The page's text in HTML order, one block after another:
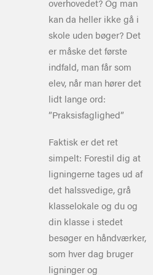
kan da heller ikke gå i
skole uden bøger? Det
er måske det første
indfald, man får som
elev, når man hører det
lidt lange ord:
”Praksisfaglighed”
Faktisk er det ret
simpelt: Forestil dig at
ligningerne tages ud af
det halssvedige, grå
klasselokale og du og
din klasse i stedet
besøger en håndværker,
som hver dag bruger
ligninger og